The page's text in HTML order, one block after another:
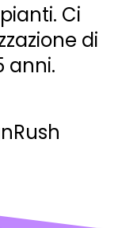
Ci
di
anni.